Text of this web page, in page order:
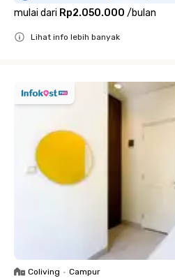
mulai dari Rp2.050.000 /bulan
Lihat info lebih banyak
Coliving • Campur